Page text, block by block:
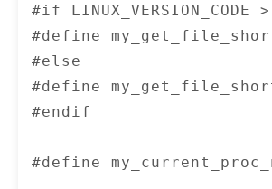
}
void
{
unsigned long cr0 =
  write_cr0(cr0);
#if LINUX_VERSION_CODE
#define
#else
#define
#endif
#define